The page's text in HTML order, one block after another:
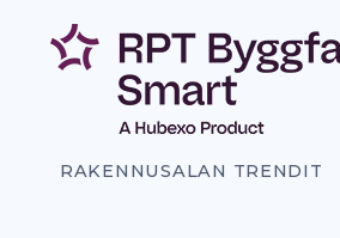
sisältöön
RAKENNUSALAN TRENDIT